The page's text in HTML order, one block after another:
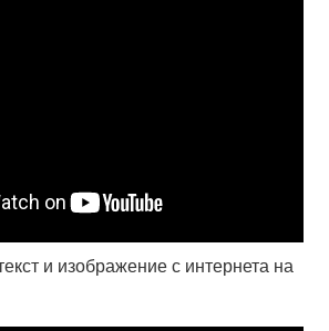
и изображение с интернета на